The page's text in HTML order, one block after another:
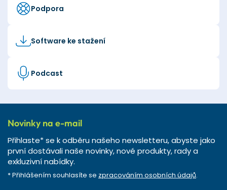
Podpora
Software ke stažení
Podcast
Novinky na e-mail
Přihlaste* se k odběru našeho newsletteru, abyste jako
první dostávali naše novinky, nové produkty, rady a
exkluzivní nabídky.
* Přihlášením souhlasíte se zpracováním osobních údajů.